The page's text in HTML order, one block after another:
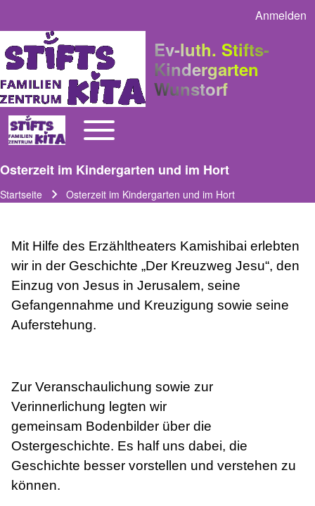
User
Anmelden
Ev-luth. Stifts-
Kindergarten
Wunstorf
Main navigationToggle main menu
Osterzeit im Kindergarten und im Hort
Pfadnavigation
Startseite Osterzeit im Kindergarten und im Hort
Mit Hilfe des Erzähltheaters Kamishibai erlebten
wir in der Geschichte „Der Kreuzweg Jesu“, den
Einzug von Jesus in Jerusalem, seine
Gefangennahme und Kreuzigung sowie seine
Auferstehung.
Zur Veranschaulichung sowie zur
Verinnerlichung legten wir
gemeinsam Bodenbilder über die
Ostergeschichte. Es half uns dabei, die
Geschichte besser vorstellen und verstehen zu
können.